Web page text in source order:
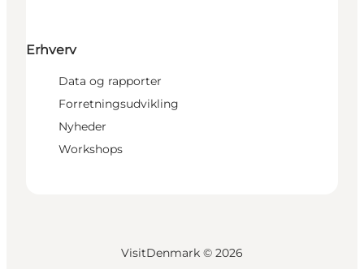
Erhverv
Data og rapporter
Forretningsudvikling
Nyheder
Workshops
VisitDenmark © 2026